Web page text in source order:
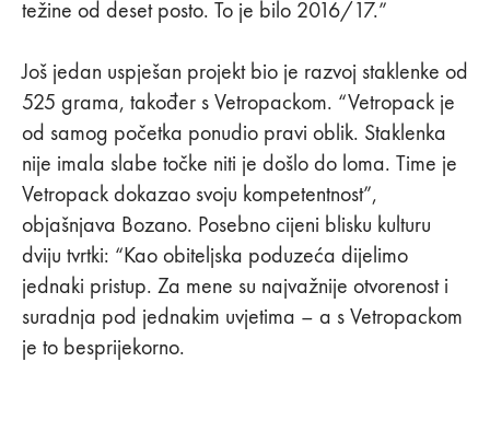
težine od deset posto. To je bilo 2016/17.”
Još jedan uspješan projekt bio je razvoj staklenke od
525 grama, također s Vetropackom. “Vetropack je
od samog početka ponudio pravi oblik. Staklenka
nije imala slabe točke niti je došlo do loma. Time je
Vetropack dokazao svoju kompetentnost”,
objašnjava Bozano. Posebno cijeni blisku kulturu
dviju tvrtki: “Kao obiteljska poduzeća dijelimo
jednaki pristup. Za mene su najvažnije otvorenost i
suradnja pod jednakim uvjetima – a s Vetropackom
je to besprijekorno.